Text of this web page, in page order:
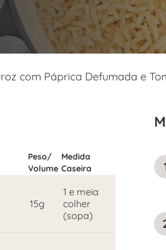
com Páprica Defumada e
Peso/
Volume
Medida
Caseira
15g
1 e meia
colher
(sopa)